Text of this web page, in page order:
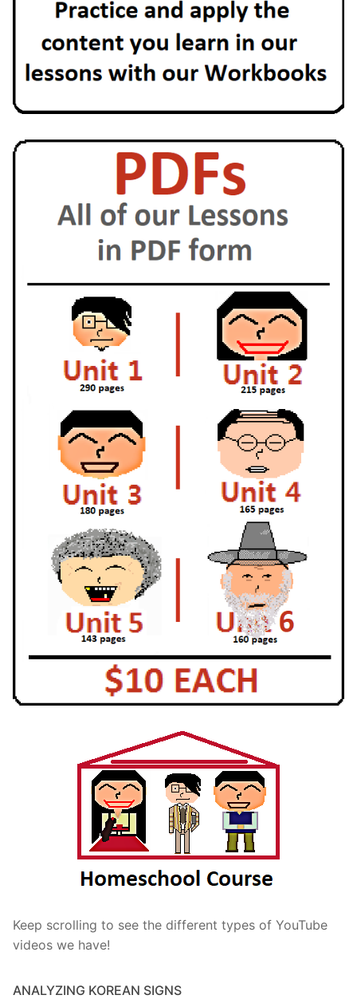
Keep scrolling to see the different types of YouTube
videos we have!
ANALYZING KOREAN SIGNS